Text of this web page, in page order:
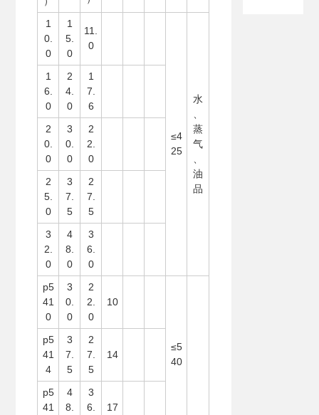
1
0.
0
1
5.
0
11.
0
≤4
25
水
蒸
气
油
品
1
6.
0
2
4.
0
1
7.
6
2
0.
0
3
0.
0
2
2.
0
2
5.
0
3
7.
5
2
7.
5
3
2.
0
4
8.
0
3
6.
0
p5
41
0
3
0.
0
2
2.
0
10
≤5
40
p5
41
4
3
7.
5
2
7.
5
14
p5
41
4
8.
3
6.
17